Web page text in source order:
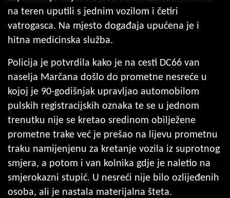
na teren uputili s jednim vozilom i četiri
vatrogasca. Na mjesto događaja upućena je i
hitna medicinska služba.
Policija je potvrdila kako je na cesti DC66 van
naselja Marčana došlo do prometne nesreće u
kojoj je 90-godišnjak upravljao automobilom
pulskih registracijskih oznaka te se u jednom
trenutku nije se kretao sredinom obilježene
prometne trake već je prešao na lijevu prometnu
traku namijenjenu za kretanje vozila iz suprotnog
smjera, a potom i van kolnika gdje je naletio na
smjerokazni stupić. U nesreći nije bilo ozlijeđenih
osoba, ali je nastala materijalna šteta.